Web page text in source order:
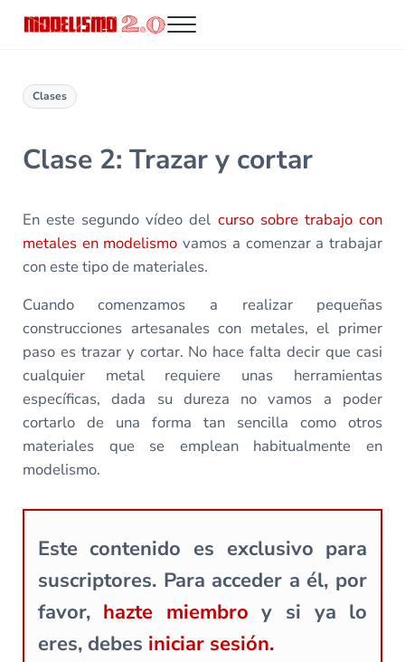
Menu
Clases
Clase 2: Trazar y cortar
En este segundo vídeo del curso sobre trabajo con
metales en modelismo vamos a comenzar a trabajar
con este tipo de materiales.
Cuando comenzamos a realizar pequeñas
construcciones artesanales con metales, el primer
paso es trazar y cortar. No hace falta decir que casi
cualquier metal requiere unas herramientas
específicas, dada su dureza no vamos a poder
cortarlo de una forma tan sencilla como otros
materiales que se emplean habitualmente en
modelismo.
Este contenido es exclusivo para
suscriptores. Para acceder a él, por
favor, hazte miembro y si ya lo
eres, debes iniciar sesión.